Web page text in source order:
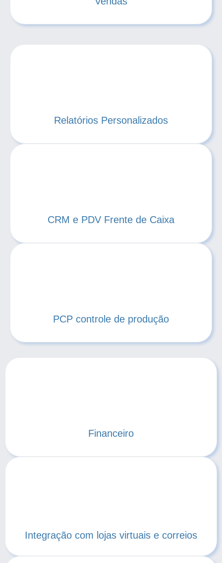
Relatórios Personalizados
CRM e PDV Frente de Caixa
PCP controle de produção
Financeiro
Integração com lojas virtuais e correios